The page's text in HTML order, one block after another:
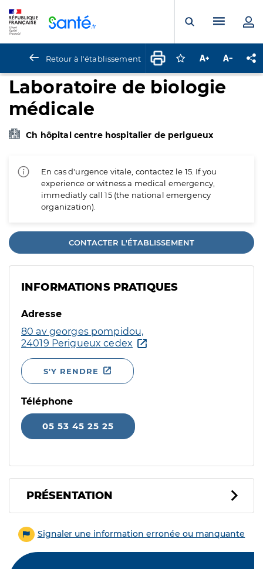
Ouvrir laMenu
Retour à l'établissement Connectez-vous
Augmenter la
Laboratoire de biologie
médicale
Ch hôpital centre hospitalier de perigueux
En cas d'urgence vitale, contactez le 15. If you
experience or witness a medical emergency,
immediatly call 15 (the national emergency
organization).
CONTACTER L'ÉTABLISSEMENT
INFORMATIONS PRATIQUES
Adresse
80 av georges pompidou,
24019 Perigueux cedex
S'Y RENDRE
Téléphone
05 53 45 25 25
PRÉSENTATION
Signaler une information erronée ou manquante